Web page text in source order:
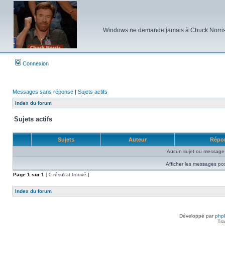
Windows ne demande jamais à Chuck
Connexion
Messages sans réponse | Sujets actifs
Index du forum
Sujets actifs
Sujets Auteur
Aucun sujet ou
Afficher les messages
Page 1 sur 1 [ 0 résultat trouvé ]
Index du forum
Développé par